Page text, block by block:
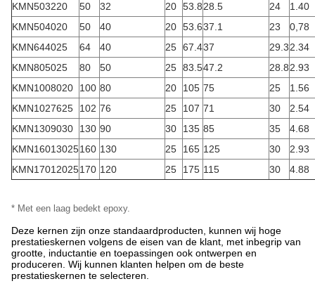
KMN503220
50 32 20 53.828.5 24
1.40
KMN504020
50 40 20 53.637.1 23
0,78
KMN644025
64 40 25 67.437 29.32.34
KMN805025
80 50 25 83.547.2 28.82.93
KMN1008020
100 80 20 105 75 25
1.56
KMN1027625
102 76 25 107 71 30
2.54
KMN1309030
130 90 30 135 85 35
4.68
KMN16013025160 130 25 165 125 30
2.93
KMN17012025170 120 25 175 115 30 4.88
* Met een laag bedekt epoxy.
Deze kernen zijn onze standaardproducten, kunnen wij hoge
prestatieskernen volgens de eisen van de klant, met inbegrip van
grootte, inductantie en toepassingen ook ontwerpen en
produceren. Wij kunnen klanten helpen om de beste
prestatieskernen te selecteren.